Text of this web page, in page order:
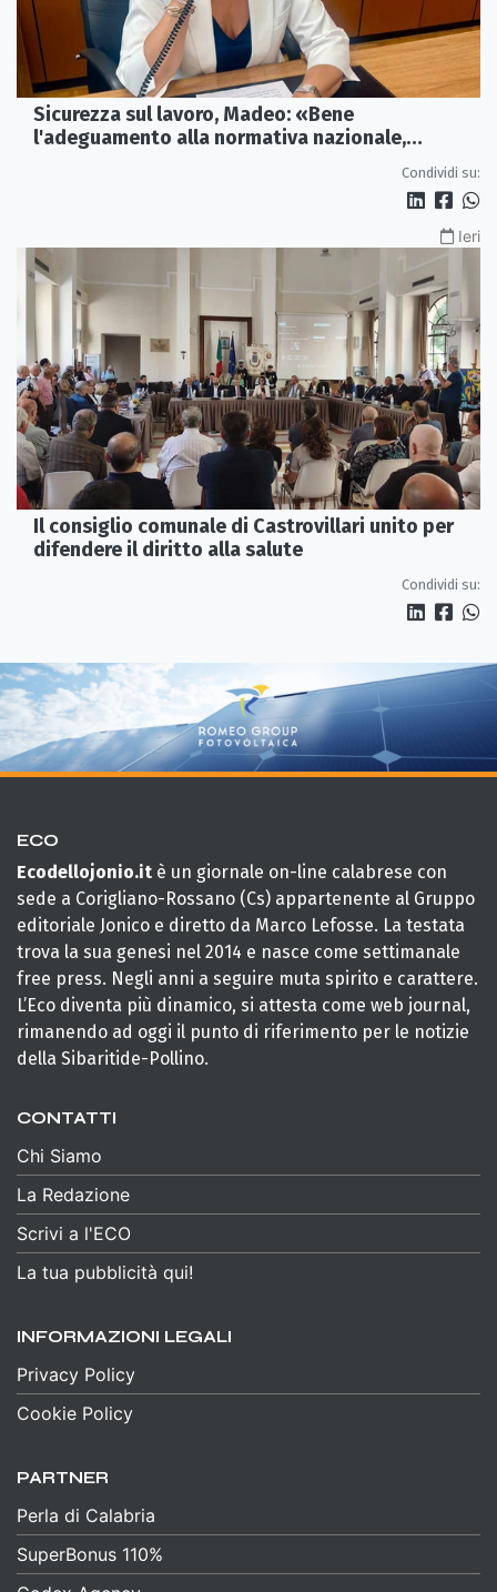
Sicurezza sul lavoro, Madeo: «Bene
l'adeguamento alla normativa nazionale,
Condividi su:
Ieri
Il consiglio comunale di Castrovillari unito per
difendere il diritto alla salute
Condividi su:
ECO
Ecodellojonio.it è un giornale on-line calabrese con
sede a Corigliano-Rossano (Cs) appartenente al Gruppo
editoriale Jonico e diretto da Marco Lefosse. La testata
trova la sua genesi nel 2014 e nasce come settimanale
free press. Negli anni a seguire muta spirito e carattere.
L’Eco diventa più dinamico, si attesta come web journal,
rimanendo ad oggi il punto di riferimento per le notizie
della Sibaritide-Pollino.
CONTATTI
Chi Siamo
La Redazione
Scrivi a l'ECO
La tua pubblicità qui!
INFORMAZIONI LEGALI
Privacy Policy
Cookie Policy
PARTNER
Perla di Calabria
SuperBonus 110%